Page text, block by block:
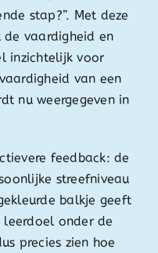
stap?”. Met deze
vaardigheid en
inzichtelijk voor
van een
nu weergegeven in
feedback: de
streefniveau
balkje geeft
onder de
precies zien hoe